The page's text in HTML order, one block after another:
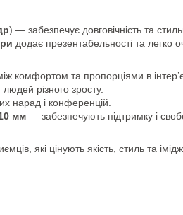
) — забезпечує довговічність та
додає презентабельності та легко
комфортом та пропорціями в
різного зросту.
нарад і конференцій.
мм — забезпечують підтримку і
які цінують якість, стиль та